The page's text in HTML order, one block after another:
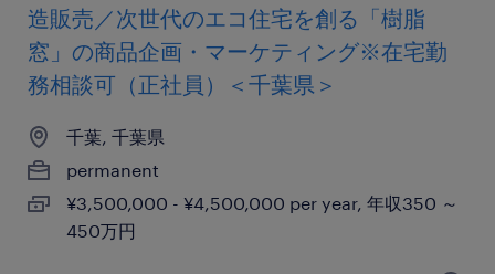
造販売／次世代のエコ住宅を創る「樹脂
窓」の商品企画・マーケティング※在宅勤
務相談可（正社員）＜千葉県＞
千葉, 千葉県
permanent
¥3,500,000 - ¥4,500,000 per year, 年収350 ～
450万円